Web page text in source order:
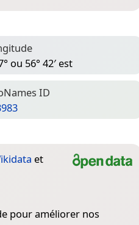
ou 56° 42′ est
ID
et
pour améliorer nos